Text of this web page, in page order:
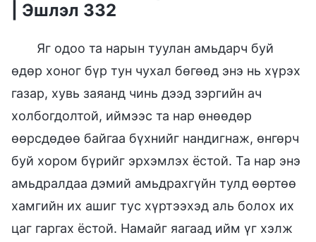
| Эшлэл 332
Яг одоо та нарын туулан амьдарч буй
өдөр хоног бүр тун чухал бөгөөд энэ нь хүрэх
газар, хувь заяанд чинь дээд зэргийн ач
холбогдолтой, иймээс та нар өнөөдөр
өөрсдөдөө байгаа бүхнийг нандигнаж, өнгөрч
буй хором бүрийг эрхэмлэх ёстой. Та нар энэ
амьдралдаа дэмий амьдрахгүйн тулд өөртөө
хамгийн их ашиг тус хүртээхэд аль болох их
цаг гаргах ёстой. Намайг яагаад ийм үг хэлж